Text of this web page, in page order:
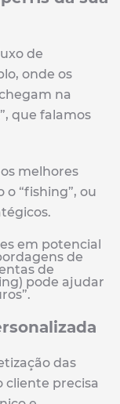
de
onde os
na
que falamos
melhores
“fishing”, ou
em potencial
de
de
pode ajudar
das
cliente precisa